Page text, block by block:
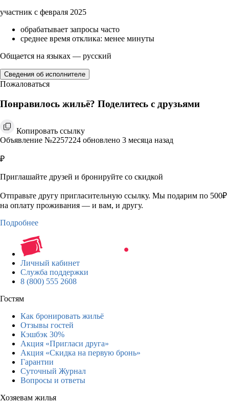
участник с февраля 2025
обрабатывает запросы часто
среднее время отклика: менее минуты
Общается на языках — русский
Сведения об исполнителе
Пожаловаться
Понравилось жильё? Поделитесь с друзьями
Копировать ссылку
Объявление №2257224 обновлено 3 месяца назад
₽
Приглашайте друзей и бронируйте со скидкой
Отправьте другу пригласительную ссылку. Мы подарим по 500₽
на оплату проживания — и вам, и другу.
Подробнее
Личный кабинет
Служба поддержки
8 (800) 555 2608
Гостям
Как бронировать жильё
Отзывы гостей
Кэшбэк 30%
Акция «Пригласи друга»
Акция «Скидка на первую бронь»
Гарантии
Суточный Журнал
Вопросы и ответы
Хозяевам жилья